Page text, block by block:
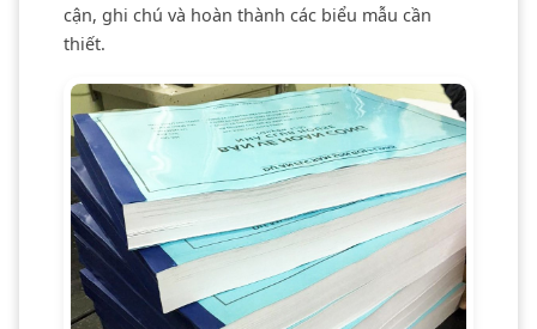
cận, ghi chú và hoàn thành các biểu mẫu cần
thiết.